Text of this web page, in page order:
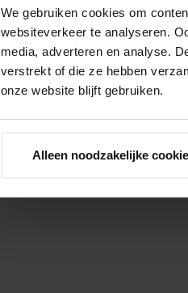
We gebruiken cookies om
websiteverkeer te analyseren.
media, adverteren en analyse.
verstrekt of die ze hebben
onze website blijft gebruiken.
Alleen noodzakelijke